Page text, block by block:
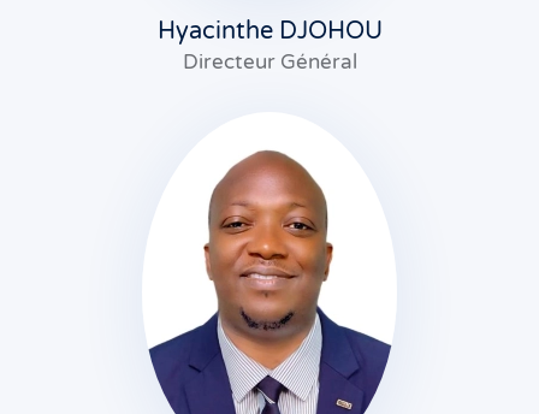
Hyacinthe DJOHOU
Directeur Général